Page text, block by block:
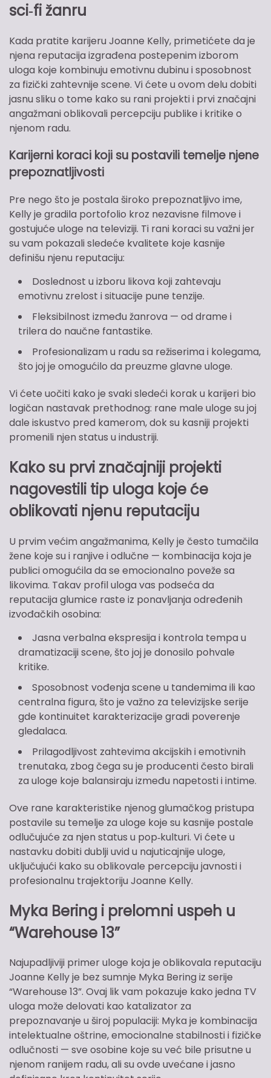
sci‑fi žanru
Kada pratite karijeru Joanne Kelly, primetićete da je
njena reputacija izgrađena postepenim izborom
uloga koje kombinuju emotivnu dubinu i sposobnost
za fizički zahtevnije scene. Vi ćete u ovom delu dobiti
jasnu sliku o tome kako su rani projekti i prvi značajni
angažmani oblikovali percepciju publike i kritike o
njenom radu.
Karijerni koraci koji su postavili temelje njene
prepoznatljivosti
Pre nego što je postala široko prepoznatljivo ime,
Kelly je gradila portofolio kroz nezavisne filmove i
gostujuće uloge na televiziji. Ti rani koraci su važni jer
su vam pokazali sledeće kvalitete koje kasnije
definišu njenu reputaciju:
Doslednost u izboru likova koji zahtevaju
emotivnu zrelost i situacije pune tenzije.
Fleksibilnost između žanrova — od drame i
trilera do naučne fantastike.
Profesionalizam u radu sa režiserima i kolegama,
što joj je omogućilo da preuzme glavne uloge.
Vi ćete uočiti kako je svaki sledeći korak u karijeri bio
logičan nastavak prethodnog: rane male uloge su joj
dale iskustvo pred kamerom, dok su kasniji projekti
promenili njen status u industriji.
Kako su prvi značajniji projekti
nagovestili tip uloga koje će
oblikovati njenu reputaciju
U prvim većim angažmanima, Kelly je često tumačila
žene koje su i ranjive i odlučne — kombinacija koja je
publici omogućila da se emocionalno poveže sa
likovima. Takav profil uloga vas podseća da
reputacija glumice raste iz ponavljanja određenih
izvođačkih osobina:
Jasna verbalna ekspresija i kontrola tempa u
dramatizaciji scene, što joj je donosilo pohvale
kritike.
Sposobnost vođenja scene u tandemima ili kao
centralna figura, što je važno za televizijske serije
gde kontinuitet karakterizacije gradi poverenje
gledalaca.
Prilagodljivost zahtevima akcijskih i emotivnih
trenutaka, zbog čega su je producenti često birali
za uloge koje balansiraju između napetosti i intime.
Ove rane karakteristike njenog glumačkog pristupa
postavile su temelje za uloge koje su kasnije postale
odlučujuće za njen status u pop‑kulturi. Vi ćete u
nastavku dobiti dublji uvid u najuticajnije uloge,
uključujući kako su oblikovale percepciju javnosti i
profesionalnu trajektoriju Joanne Kelly.
Myka Bering i prelomni uspeh u
“Warehouse 13”
Najupadljiviji primer uloge koja je oblikovala reputaciju
Joanne Kelly je bez sumnje Myka Bering iz serije
“Warehouse 13”. Ovaj lik vam pokazuje kako jedna TV
uloga može delovati kao katalizator za
prepoznavanje u široj populaciji: Myka je kombinacija
intelektualne oštrine, emocionalne stabilnosti i fizičke
odlučnosti — sve osobine koje su već bile prisutne u
njenom ranijem radu, ali su ovde uvećane i jasno